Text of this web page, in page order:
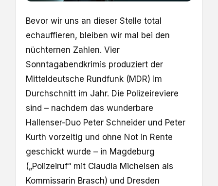
Bevor wir uns an dieser Stelle total
echauffieren, bleiben wir mal bei den
nüchternen Zahlen. Vier
Sonntagabendkrimis produziert der
Mitteldeutsche Rundfunk (MDR) im
Durchschnitt im Jahr. Die Polizeireviere
sind – nachdem das wunderbare
Hallenser-Duo Peter Schneider und Peter
Kurth vorzeitig und ohne Not in Rente
geschickt wurde – in Magdeburg
(„Polizeiruf“ mit Claudia Michelsen als
Kommissarin Brasch) und Dresden